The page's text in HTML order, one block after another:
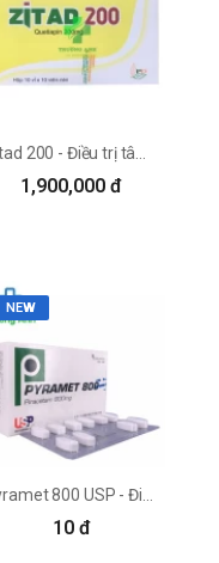
1,900,000 đ
NEW
10 đ